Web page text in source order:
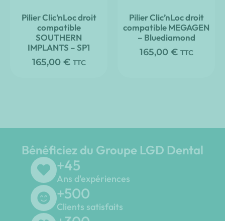
Pilier Clic’nLoc droit
compatible
SOUTHERN
IMPLANTS – SP1
165,00 € TTC
Pilier Clic’nLoc droit
compatible MEGAGEN
– Bluediamond
165,00 € TTC
Bénéficiez du Groupe LGD Dental
+45
Ans d'expériences
+500
Clients satisfaits